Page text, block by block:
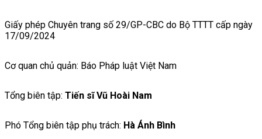
Giấy phép Chuyên trang số 29/GP-CBC do Bộ TTTT cấp ngày
17/09/2024
Cơ quan chủ quản: Báo Pháp luật Việt Nam
Tổng biên tập: Tiến sĩ Vũ Hoài Nam
Phó Tổng biên tập phụ trách: Hà Ánh Bình